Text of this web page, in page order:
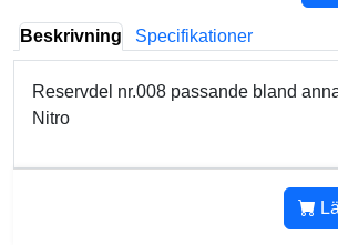
Beskrivning Specifikationer
Reservdel nr.008 passande bland
Nitro